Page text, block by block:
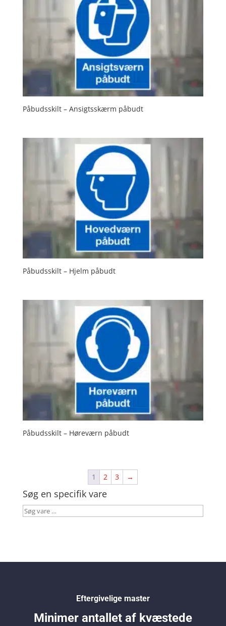
Påbudsskilt – Ansigtsskærm påbudt
Påbudsskilt – Hjelm påbudt
Påbudsskilt – Høreværn påbudt
1 2 3 →
Søg en specifik vare
Søg
Eftergivelige master
Minimer antallet af kvæstede